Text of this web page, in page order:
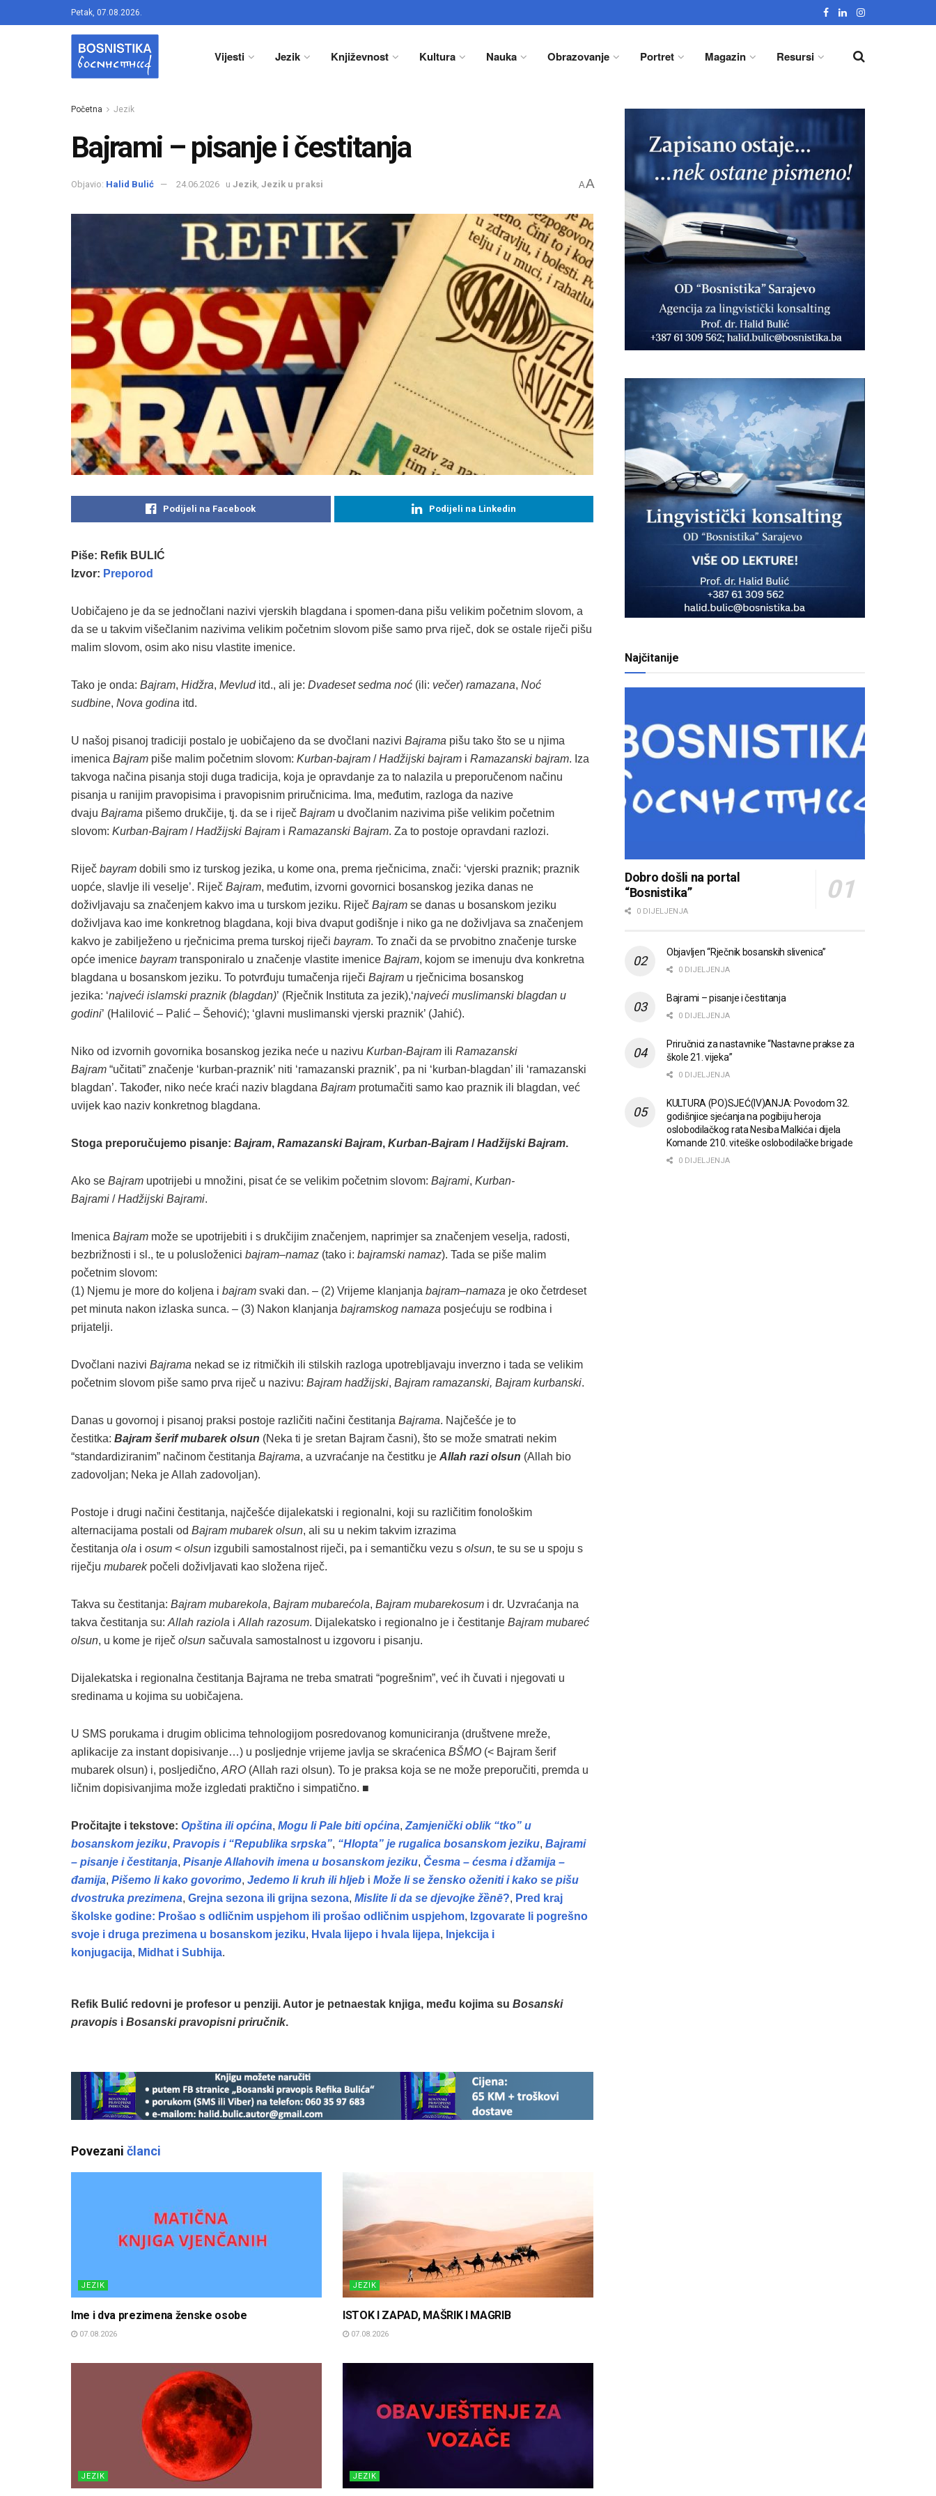
Petak, 07.08.2026.
Vijesti Jezik Književnost Kultura Nauka Obrazovanje Portret Magazin Resursi
Početna Jezik
Bajrami – pisanje i čestitanja
Objavio: Halid Bulić 24.06.2026 u Jezik Jezik u praksi AA
Podijeli na Facebook Podijeli na Linkedin
Piše: Refik BULIĆ
Izvor: Preporod
Uobičajeno je da se jednočlani nazivi vjerskih blagdana i spomen-dana pišu velikim početnim slovom, a
da se u takvim višečlanim nazivima velikim početnim slovom piše samo prva riječ, dok se ostale riječi pišu
malim slovom, osim ako nisu vlastite imenice.
Tako je onda: Bajram, Hidžra, Mevluditd., ali je: Dvadeset sedma noć (ili: večer) ramazana, Noć
sudbine, Nova godina itd.
U našoj pisanoj tradiciji postalo je uobičajeno da se dvočlani nazivi Bajrama pišu tako što se u njima
imenica Bajram piše malim početnim slovom: Kurban-bajram /Hadžijski bajram i Ramazanski bajram. Iza
takvoga načina pisanja stoji duga tradicija, koja je opravdanje za to nalazila u preporučenom načinu
pisanja u ranijim pravopisima i pravopisnim priručnicima. Ima, međutim, razloga da nazive
dvaju Bajrama pišemo drukčije, tj. da se i riječ Bajram u dvočlanim nazivima piše velikim početnim
slovom: Kurban-Bajram /Hadžijski Bajram i Ramazanski Bajram. Za to postoje opravdani razlozi.
Riječ bayram dobili smo iz turskog jezika, u kome ona, prema rječnicima, znači: ‘vjerski praznik; praznik
uopće, slavlje ili veselje’. Riječ Bajram, međutim, izvorni govornici bosanskog jezika danas ne
doživljavaju sa značenjem kakvo ima u turskom jeziku. Riječ Bajram se danas u bosanskom jeziku
doživljava kao ime konkretnog blagdana, koji biva dvaput godišnje i niko ga ne doživljava sa značenjem
kakvo je zabilježeno u rječnicima prema turskoj riječi bayram. To znači da se prvobitno značenje turske
opće imenice bayram transponiralo u značenje vlastite imenice Bajram, kojom se imenuju dva konkretna
blagdana u bosanskom jeziku. To potvrđuju tumačenja riječi Bajram u rječnicima bosanskog
jezika: ‘najveći islamski praznik (blagdan)’ (Rječnik Instituta za jezik),‘najveći muslimanski blagdan u
godini’ (Halilović – Palić – Šehović); ‘glavni muslimanski vjerski praznik’ (Jahić).
Niko od izvornih govornika bosanskog jezika neće u nazivu Kurban-Bajram ili Ramazanski
Bajram “učitati” značenje ‘kurban-praznik’ niti ‘ramazanski praznik’, pa ni ‘kurban-blagdan’ ili ‘ramazanski
blagdan’. Također, niko neće kraći naziv blagdana Bajram protumačiti samo kao praznik ili blagdan, već
uvijek kao naziv konkretnog blagdana.
Stoga preporučujemo pisanje: Bajram, Ramazanski Bajram, Kurban-Bajram /Hadžijski Bajram.
Ako se Bajram upotrijebi u množini, pisat će se velikim početnim slovom: Bajrami, Kurban-
Bajrami /Hadžijski Bajrami.
Imenica Bajram može se upotrijebiti i s drukčijim značenjem, naprimjer sa značenjem veselja, radosti,
bezbrižnosti i sl., te u polusloženici bajram–namaz (tako i: bajramski namaz). Tada se piše malim
početnim slovom:
(1) Njemu je more do koljena i bajram svaki dan. – (2) Vrijeme klanjanja bajram–namaza je oko četrdeset
pet minuta nakon izlaska sunca. – (3) Nakon klanjanja bajramskog namaza posjećuju se rodbina i
prijatelji.
Dvočlani nazivi Bajrama nekad se iz ritmičkih ili stilskih razloga upotrebljavaju inverzno i tada se velikim
početnim slovom piše samo prva riječ u nazivu: Bajram hadžijski, Bajram ramazanski, Bajram kurbanski.
Danas u govornoj i pisanoj praksi postoje različiti načini čestitanja Bajrama. Najčešće je to
čestitka: Bajram šerif mubarek olsun (Neka ti je sretan Bajram časni), što se može smatrati nekim
“standardiziranim” načinom čestitanja Bajrama, a uzvraćanje na čestitku je Allah razi olsun (Allah bio
zadovoljan; Neka je Allah zadovoljan).
Postoje i drugi načini čestitanja, najčešće dijalekatski i regionalni, koji su različitim fonološkim
alternacijama postali od Bajram mubarek olsun, ali su u nekim takvim izrazima
čestitanja ola i osum < olsun izgubili samostalnost riječi, pa i semantičku vezu s olsun, te su se u spoju s
riječju mubarekpočeli doživljavati kao složena riječ.
Takva su čestitanja: Bajram mubarekola, Bajram mubarećola, Bajram mubarekosum i dr. Uzvraćanja na
takva čestitanja su: Allah raziola i Allah razosum. Dijalekatsko i regionalno je i čestitanje Bajram mubareć
olsun, u kome je riječ olsun sačuvala samostalnost u izgovoru i pisanju.
Dijalekatska i regionalna čestitanja Bajrama ne treba smatrati “pogrešnim”, već ih čuvati i njegovati u
sredinama u kojima su uobičajena.
U SMS porukama i drugim oblicima tehnologijom posredovanog komuniciranja (društvene mreže,
aplikacije za instant dopisivanje…) u posljednje vrijeme javlja se skraćenica BŠMO (< Bajram šerif
mubarek olsun) i, posljedično, ARO (Allah razi olsun). To je praksa koja se ne može preporučiti, premda u
ličnim dopisivanjima može izgledati praktično i simpatično. ■
Pročitajte i tekstove: Opština ili općina, Mogu li Pale biti općina, Zamjenički oblik “tko” u
bosanskom jeziku, Pravopis i “Republika srpska”, “Hlopta” je rugalica bosanskom jeziku, Bajrami
– pisanje i čestitanja, Pisanje Allahovih imena u bosanskom jeziku, Česma – ćesma i džamija –
đamija, Pišemo li kako govorimo, Jedemo li kruh ili hljeb i Može li se žensko oženiti i kako se pišu
dvostruka prezimena, Grejna sezona ili grijna sezona, Mislite li da se djevojke žȅnē?, Pred kraj
školske godine: Prošao s odličnim uspjehom ili prošao odličnim uspjehom, Izgovarate li pogrešno
svoje i druga prezimena u bosanskom jeziku, Hvala lijepo i hvala lijepa, Injekcija i
konjugacija, Midhat i Subhija.
Refik Bulić redovni je profesor u penziji. Autor je petnaestak knjiga, među kojima su Bosanski
pravopis i Bosanski pravopisni priručnik.
Povezani članci
JEZIK
Ime i dva prezimena ženske osobe
07.08.2026
JEZIK
ISTOK I ZAPAD, MAŠRIK I MAGRIB
07.08.2026
JEZIK JEZIK
Najčitanije
Dobro došli na portal
“Bosnistika”
0 DIJELJENJA
Objavljen “Rječnik bosanskih slivenica”
0 DIJELJENJA
Bajrami – pisanje i čestitanja
0 DIJELJENJA
Priručnici za nastavnike “Nastavne prakse za
škole 21. vijeka”
0 DIJELJENJA
KULTURA (PO)SJEĆ(IV)ANJA: Povodom 32.
godišnjice sjećanja na pogibiju heroja
oslobodilačkog rata Nesiba Malkića i dijela
Komande 210. viteške oslobodilačke brigade
0 DIJELJENJA